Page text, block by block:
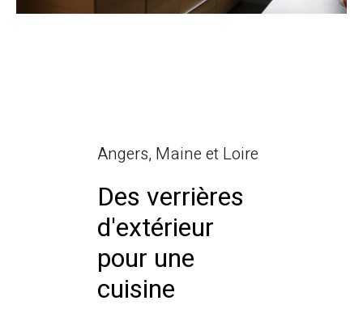
Angers, Maine et Loire
Des verrières
d'extérieur
pour une
cuisine